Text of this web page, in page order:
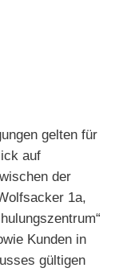
gelten für
auf
der
1a,
Kunden in
gültigen